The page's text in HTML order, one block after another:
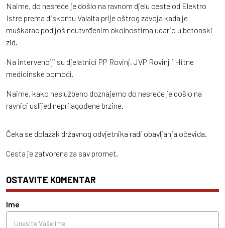
Naime, do nesreće je došlo na ravnom djelu ceste od Elektro
Istre prema diskontu Valalta prije oštrog zavoja kada je
muškarac pod još neutvrđenim okolnostima udario u betonski
zid.
Na intervenciji su djelatnici PP Rovinj, JVP Rovinj i Hitne
medicinske pomoći.
Naime, kako neslužbeno doznajemo do nesreće je došlo na
ravnici uslijed neprilagođene brzine.
Čeka se dolazak državnog odvjetnika radi obavljanja očevida.
Cesta je zatvorena za sav promet.
OSTAVITE KOMENTAR
Ime